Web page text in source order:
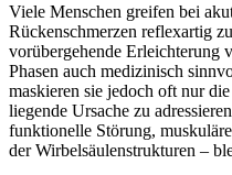
Viele Menschen greifen bei
Rückenschmerzen reflexartig
vorübergehende Erleichterung
Phasen auch medizinisch
maskieren sie jedoch oft nur
liegende Ursache zu
funktionelle Störung,
der Wirbelsäulenstrukturen –